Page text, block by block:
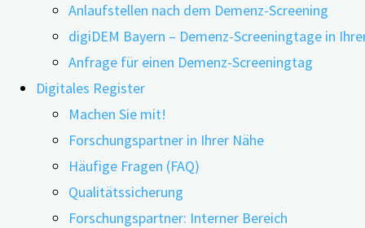
Anlaufstellen nach dem Demenz-Screening
digiDEM Bayern – Demenz-Screeningtage in
Anfrage für einen Demenz-Screeningtag
Digitales Register
Machen Sie mit!
Forschungspartner in Ihrer Nähe
Häufige Fragen (FAQ)
Qualitätssicherung
Forschungspartner: Interner Bereich
12.06.2026